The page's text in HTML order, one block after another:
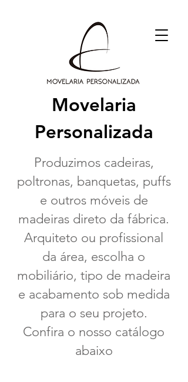
Movelaria
Personalizada
Produzimos cadeiras,
poltronas, banquetas, puffs
e outros móveis de
madeiras direto da fábrica.
Arquiteto ou profissional
da área, escolha o
mobiliário, tipo de madeira
e acabamento sob medida
para o seu projeto.
Confira o nosso catálogo
abaixo